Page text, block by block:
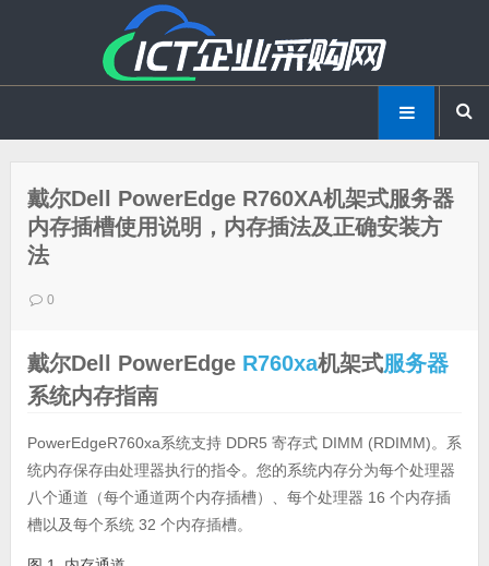
戴尔Dell PowerEdge R760XA机架式服务器
内存插槽使用说明，内存插法及正确安装方
法
0
戴尔Dell PowerEdge R760xa机架式服务器
系统内存指南
PowerEdgeR760xa系统支持 DDR5 寄存式 DIMM (RDIMM)。系
统内存保存由处理器执行的指令。您的系统内存分为每个处理器
八个通道（每个通道两个内存插槽）、每个处理器 16 个内存插
槽以及每个系统 32 个内存插槽。